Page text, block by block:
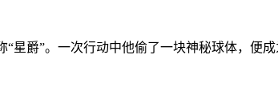
爵”。一次行动中他偷了一块神秘球体，便